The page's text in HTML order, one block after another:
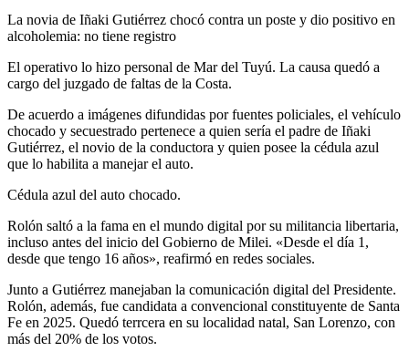
La novia de Iñaki Gutiérrez chocó contra un poste y dio positivo en
alcoholemia: no tiene registro
El operativo lo hizo personal de Mar del Tuyú. La causa quedó a
cargo del juzgado de faltas de la Costa.
De acuerdo a imágenes difundidas por fuentes policiales, el vehículo
chocado y secuestrado pertenece a quien sería el padre de Iñaki
Gutiérrez, el novio de la conductora y quien posee la cédula azul
que lo habilita a manejar el auto.
Cédula azul del auto chocado.
Rolón saltó a la fama en el mundo digital por su militancia libertaria,
incluso antes del inicio del Gobierno de Milei. «Desde el día 1,
desde que tengo 16 años», reafirmó en redes sociales.
Junto a Gutiérrez manejaban la comunicación digital del Presidente.
Rolón, además, fue candidata a convencional constituyente de Santa
Fe en 2025. Quedó terrcera en su localidad natal, San Lorenzo, con
más del 20% de los votos.